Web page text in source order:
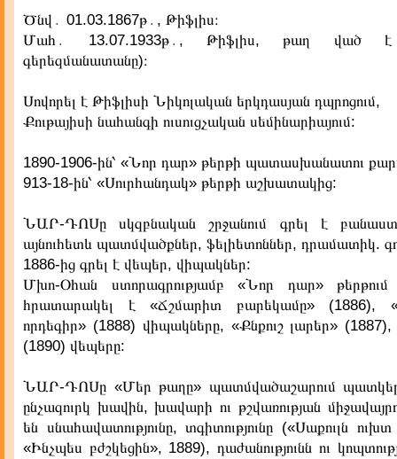
Ծնվ․ 01.03.1867թ․, Թիֆլիս։
Մահ․ 13.07.1933թ․, Թիֆլիս, թաղ ված է
գերեզմանատանը)։
Սովորել է Թիֆլիսի Նիկոլական երկդասյան դպրոցում,
Քութայիսի նահանգի ուսուցչական սեմինարիայում:
1890-1906-ին՝ «Նոր դար» թերթի պատասխանատու
913-18-ին՝ «Սուրհանդակ» թերթի աշխատակից:
ՆԱՐ-ԴՈՍը սկզբնական շրջանում գրել է
այնուհետև պատմվածքներ, ֆելիետոններ, դրամատիկ.
1886-ից գրել է վեպեր, վիպակներ:
Մխո-Օհան ստորագրությամբ «Նոր դար»
հրատարակել է «Ճշմարիտ բարեկամը» (1886),
որդեգիր» (1888) վիպակները, «Քնքուշ լարեր» (1887),
(1890) վեպերը:
ՆԱՐ-ԴՈՍը «Մեր թաղը» պատմվածաշարում
ընչազուրկ խավին, խավարի ու թշվառության
են սնահավատությունը, տգիտությունը («Սաքուլն
«Ինչպես բժշկեցին», 1889), դաժանությունն ու